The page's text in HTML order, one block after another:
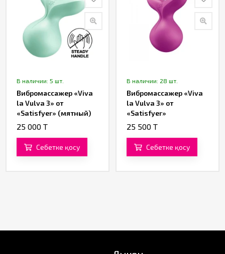
В наличии: 5 шт.
Вибромассажер «Viva
la Vulva 3» от
«Satisfyer» (мятный)
25 000 T
Себетке қосу
В наличии: 28 шт.
Вибромассажер «Viva
la Vulva 3» от
«Satisfyer»
(фиолетовый)
25 500 T
Себетке қосу